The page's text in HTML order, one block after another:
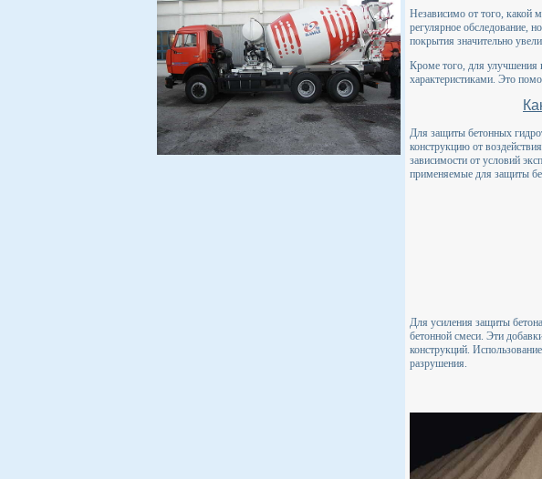
Независимо от того, какой
регулярное обследование,
покрытия значительно
Кроме того, для улучшения
характеристиками. Это
Для защиты бетонных
конструкцию от
зависимости от условий
применяемые для защиты
Для усиления защиты
бетонной смеси. Эти
конструкций.
разрушения.